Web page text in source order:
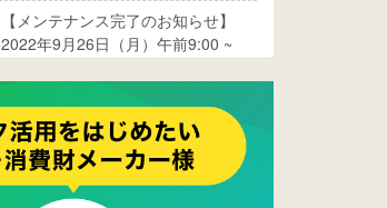
【メンテナンス完了のお知らせ】
2022年9月26日（月）午前9:00 ~
ります。
ウレコンでブログ掲載が始まりまし
た。ぜひご覧ください。
ウレコンのサイト機能を大幅バージ